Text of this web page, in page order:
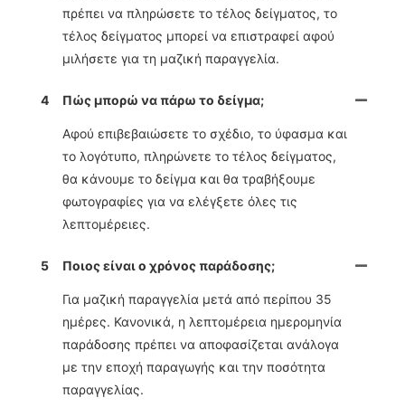
πρέπει να πληρώσετε το τέλος δείγματος, το
τέλος δείγματος μπορεί να επιστραφεί αφού
μιλήσετε για τη μαζική παραγγελία.
4 Πώς μπορώ να πάρω το δείγμα;
Αφού επιβεβαιώσετε το σχέδιο, το ύφασμα και
το λογότυπο, πληρώνετε το τέλος δείγματος,
θα κάνουμε το δείγμα και θα τραβήξουμε
φωτογραφίες για να ελέγξετε όλες τις
λεπτομέρειες.
5 Ποιος είναι ο χρόνος παράδοσης;
Για μαζική παραγγελία μετά από περίπου 35
ημέρες. Κανονικά, η λεπτομέρεια ημερομηνία
παράδοσης πρέπει να αποφασίζεται ανάλογα
με την εποχή παραγωγής και την ποσότητα
παραγγελίας.